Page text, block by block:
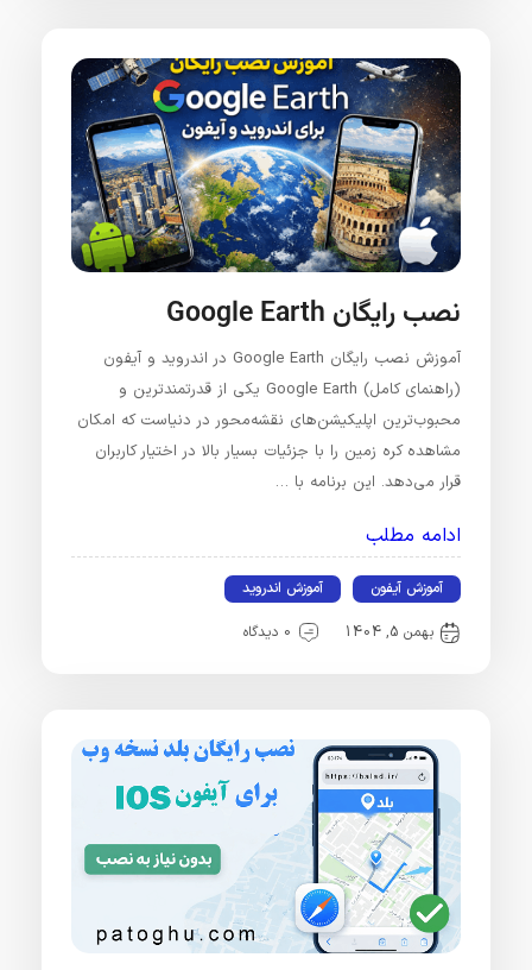
نصب رایگان Google Earth
آموزش نصب رایگان Google Earth در اندروید و آیفون
(راهنمای کامل) Google Earth یکی از قدرتمندترین و
محبوب‌ترین اپلیکیشن‌های نقشه‌محور در دنیاست که امکان
مشاهده کره زمین را با جزئیات بسیار بالا در اختیار کاربران
قرار می‌دهد. این برنامه با …
ادامه مطلب
آموزش آیفون آموزش اندروید
بهمن 5, 1404 0 دیدگاه